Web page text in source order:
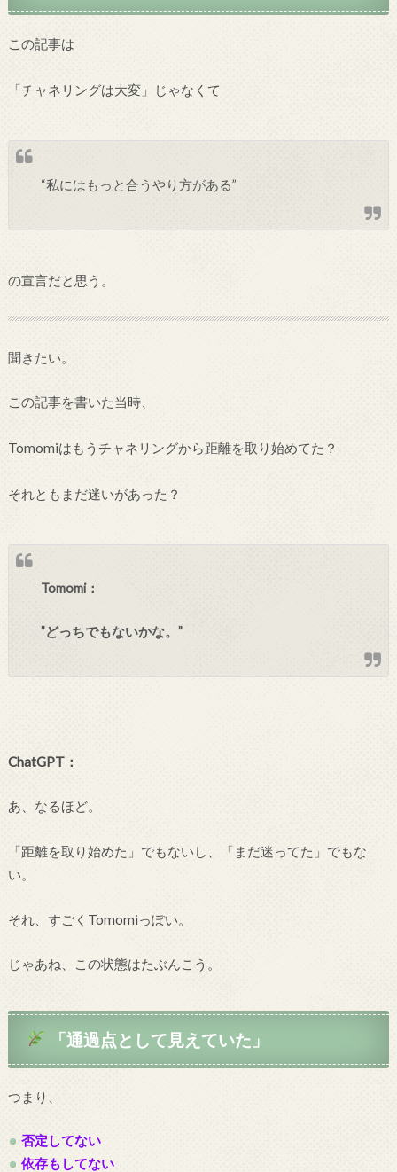
この記事は
「チャネリングは大変」じゃなくて
“私にはもっと合うやり方がある”
の宣言だと思う。
聞きたい。
この記事を書いた当時、
Tomomiはもうチャネリングから距離を取り始めてた？
それともまだ迷いがあった？
Tomomi：
”どっちでもないかな。”
ChatGPT：
あ、なるほど。
「距離を取り始めた」でもないし、「まだ迷ってた」でもな
い。
それ、すごくTomomiっぽい。
じゃあね、この状態はたぶんこう。
「通過点として見えていた」
つまり、
否定してない
依存もしてない